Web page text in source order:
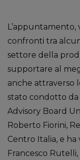
L’appuntamento,
confronti tra
settore della
supportare al
anche attraverso
stato condotto da
Advisory Board
Roberto Fiorini,
Centro Italia, e ha
Francesco Rutelli,